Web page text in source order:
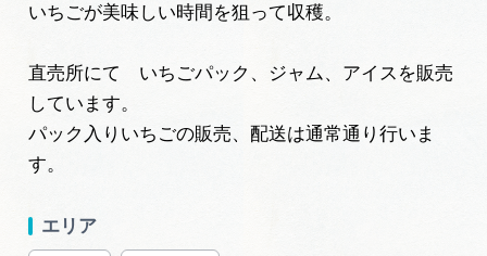
ぎふ旅レポーター記事
早わかり岐阜
買い物・お土産
岐阜県アウトドア観光キャンペーン
いちごが美味しい時間を狙って収穫。
直売所にて いちごパック、ジャム、アイスを販売
しています。
パック入りいちごの販売、配送は通常通り行いま
す。
エリア